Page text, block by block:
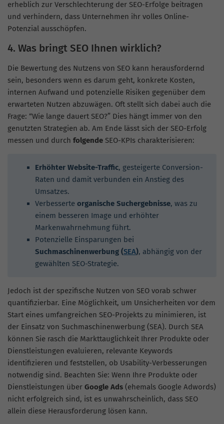
erheblich zur Verschlechterung der SEO-Erfolge beitragen
und verhindern, dass Unternehmen ihr volles Online-
Potenzial ausschöpfen.
4. Was bringt SEO Ihnen wirklich?
Die Bewertung des Nutzens von SEO kann herausfordernd
sein, besonders wenn es darum geht, konkrete Kosten,
internen Aufwand und potenzielle Risiken gegenüber dem
erwarteten Nutzen abzuwägen. Oft stellt sich dabei auch die
Frage: “Wie lange dauert SEO?” Dies hängt immer von den
genutzten Strategien ab. Am Ende lässt sich der SEO-Erfolg
messen und durch folgende SEO-KPIs charakterisieren:
Erhöhter Website-Traffic, gesteigerte Conversion-
Raten und damit verbunden ein Anstieg des
Umsatzes.
Verbesserte organische Suchergebnisse, was zu
einem besseren Image und erhöhter
Markenwahrnehmung führt.
Potenzielle Einsparungen bei
Suchmaschinenwerbung (SEA), abhängig von der
gewählten SEO-Strategie.
Jedoch ist der spezifische Nutzen von SEO vorab schwer
quantifizierbar. Eine Möglichkeit, um Unsicherheiten vor dem
Start eines umfangreichen SEO-Projekts zu minimieren, ist
der Einsatz von Suchmaschinenwerbung (SEA). Durch SEA
können Sie rasch die Markttauglichkeit Ihrer Produkte oder
Dienstleistungen evaluieren, relevante Keywords
identifizieren und feststellen, ob Usability-Verbesserungen
notwendig sind. Beachten Sie: Wenn Ihre Produkte oder
Dienstleistungen über Google Ads (ehemals Google Adwords)
nicht erfolgreich sind, ist es unwahrscheinlich, dass SEO
allein diese Herausforderung lösen kann.